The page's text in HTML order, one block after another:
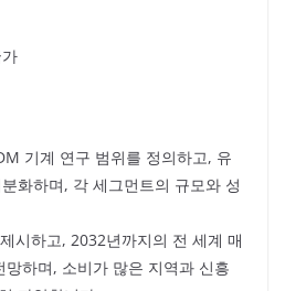
기계 연구 범위를 정의하고, 유
화하며, 각 세그먼트의 규모와 성
시하고, 2032년까지의 전 세계 매
하며, 소비가 많은 지역과 신흥